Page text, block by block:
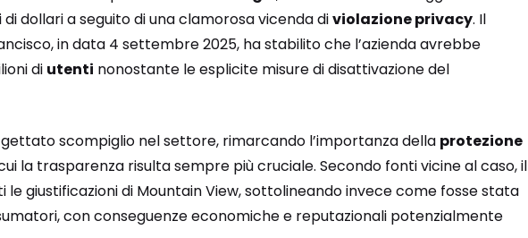
dollari a seguito di una clamorosa vicenda diviolazione privacy. Il
in data 4 settembre 2025, ha stabilito che l’azienda avrebbe
di utenti nonostante le esplicite misure di disattivazione del
scompiglio nel settore, rimarcando l’importanza della protezione
la trasparenza risulta sempre più cruciale. Secondo fonti vicine al caso, il
giustificazioni di Mountain View, sottolineando invece come fosse stata
con conseguenze economiche e reputazionali potenzialmente